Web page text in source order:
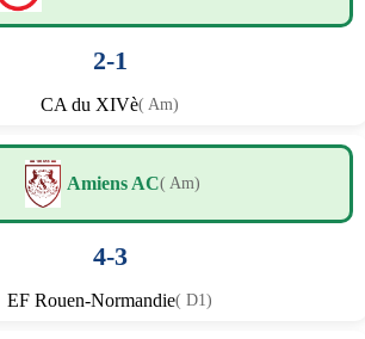
2-1
CA du XIVè( Am)
Amiens AC( Am)
4-3
EF Rouen-Normandie( D1)